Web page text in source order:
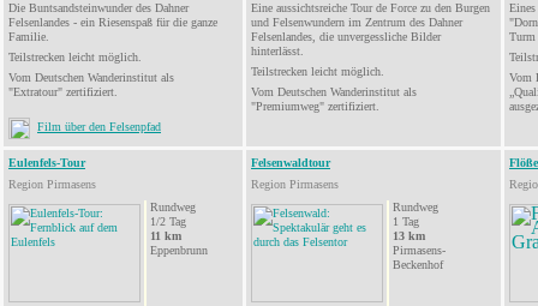
Die Buntsandsteinwunder des Dahner
Felsenlandes - ein Riesenspaß für die ganze
Familie.
Teilstrecken leicht möglich.
Vom Deutschen Wanderinstitut als
"Extratour" zertifiziert.
Film über den Felsenpfad
Eine aussichtsreiche Tour de Force zu den Burgen
und Felsenwundern im Zentrum des Dahner
Felsenlandes, die unvergessliche Bilder
hinterlässt.
Teilstrecken leicht möglich
Vom Deutschen Wanderinstitut als
"Premiumweg" zertifiziert.
Eines
Turm
Vom
Eulenfels-Tour
Region Pirmasens
Rundweg
1/2 Tag
11 km
Eppenbrunn
Felsenwaldtour
Region Pirmasens
Rundweg
1 Tag
13 km
Pirmasens-
Beckenhof